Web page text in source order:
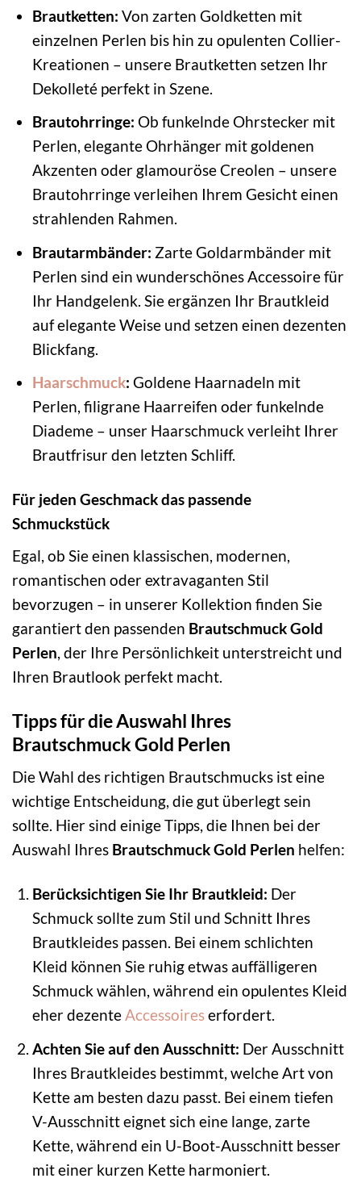
Brautketten: Von zarten Goldketten mit
einzelnen Perlen bis hin zu opulenten Collier-
Kreationen – unsere Brautketten setzen Ihr
Dekolleté perfekt in Szene.
Brautohrringe: Ob funkelnde Ohrstecker mit
Perlen, elegante Ohrhänger mit goldenen
Akzenten oder glamouröse Creolen – unsere
Brautohrringe verleihen Ihrem Gesicht einen
strahlenden Rahmen.
Brautarmbänder: Zarte Goldarmbänder mit
Perlen sind ein wunderschönes Accessoire für
Ihr Handgelenk. Sie ergänzen Ihr Brautkleid
auf elegante Weise und setzen einen dezenten
Blickfang.
Haarschmuck: Goldene Haarnadeln mit
Perlen, filigrane Haarreifen oder funkelnde
Diademe – unser Haarschmuck verleiht Ihrer
Brautfrisur den letzten Schliff.
Für jeden Geschmack das passende
Schmuckstück
Egal, ob Sie einen klassischen, modernen,
romantischen oder extravaganten Stil
bevorzugen – in unserer Kollektion finden Sie
garantiert den passenden Brautschmuck Gold
Perlen, der Ihre Persönlichkeit unterstreicht und
Ihren Brautlook perfekt macht.
Tipps für die Auswahl Ihres
Brautschmuck Gold Perlen
Die Wahl des richtigen Brautschmucks ist eine
wichtige Entscheidung, die gut überlegt sein
sollte. Hier sind einige Tipps, die Ihnen bei der
Auswahl Ihres Brautschmuck Gold Perlen helfen:
Berücksichtigen Sie Ihr Brautkleid: Der
Schmuck sollte zum Stil und Schnitt Ihres
Brautkleides passen. Bei einem schlichten
Kleid können Sie ruhig etwas auffälligeren
Schmuck wählen, während ein opulentes Kleid
eher dezenteAccessoireserfordert.
Achten Sie auf den Ausschnitt: Der Ausschnitt
Ihres Brautkleides bestimmt, welche Art von
Kette am besten dazu passt. Bei einem tiefen
V-Ausschnitt eignet sich eine lange, zarte
Kette, während ein U-Boot-Ausschnitt besser
mit einer kurzen Kette harmoniert.